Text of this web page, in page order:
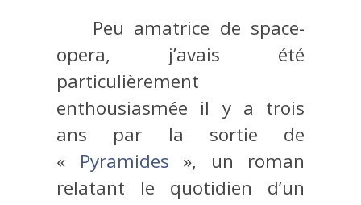
Peu amatrice de space-
opera, j’avais été
particulièrement
enthousiasmée il y a trois
ans par la sortie de
« Pyramides », un roman
relatant le quotidien d’un